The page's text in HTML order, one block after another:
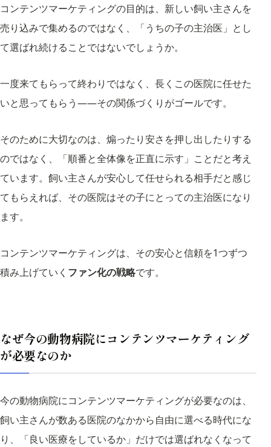
コンテンツマーケティングの目的は、新しい飼い主さんを
売り込みで集めるのではなく、「うちの子の主治医」とし
て選ばれ続けることではないでしょうか。
一度来てもらって終わりではなく、長くこの医院に任せた
いと思ってもらう——その関係づくりがゴールです。
そのために大切なのは、煽ったり安さを押し出したりする
のではなく、「順番と全体像を正直に示す」ことだと考え
ています。飼い主さんが安心して任せられる相手だと感じ
てもらえれば、その医院はその子にとっての主治医になり
ます。
コンテンツマーケティングは、その安心と信頼を1つずつ
積み上げていく ファン化の戦略です。
なぜ今の動物病院にコンテンツマーケティング
が必要なのか
今の動物病院にコンテンツマーケティングが必要なのは、
飼い主さんが数ある医院のなかから自由に選べる時代にな
り、「良い医療をしているか」だけでは選ばれなくなって